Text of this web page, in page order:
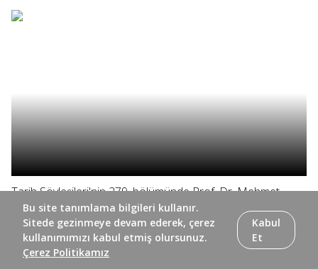
Tarih Söyleşileri'nin 279. bölümünde Prof. Dr. Mehmet
İpşirli ve Dr. Coşkun Yılmaz, yazar Beşir Ayvazoğlu ile
koleksiyoner Nuri Arlasez'i konuşuyor.
Bu site tanımlama bilgileri kullanır.
Sitede gezinmeye devam ederek, çerez
kullanımımızı kabul etmiş olursunuz.
Çerez Politikamız
Kabul
Et